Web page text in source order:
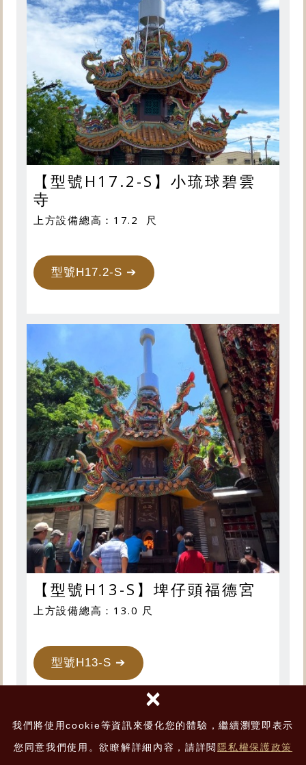
我們將使用cookie等資訊來優化您的體驗，繼續瀏覽即表示
您同意我們使用。欲瞭解詳細內容，請詳閱 隱私權保護政策
×
【型號H17.2-S】小琉球碧雲
寺
上方設備總高：17.2 尺
型號H17.2-S ➔
【型號H13-S】埤仔頭福德宮
上方設備總高：13.0 尺
型號H13-S ➔